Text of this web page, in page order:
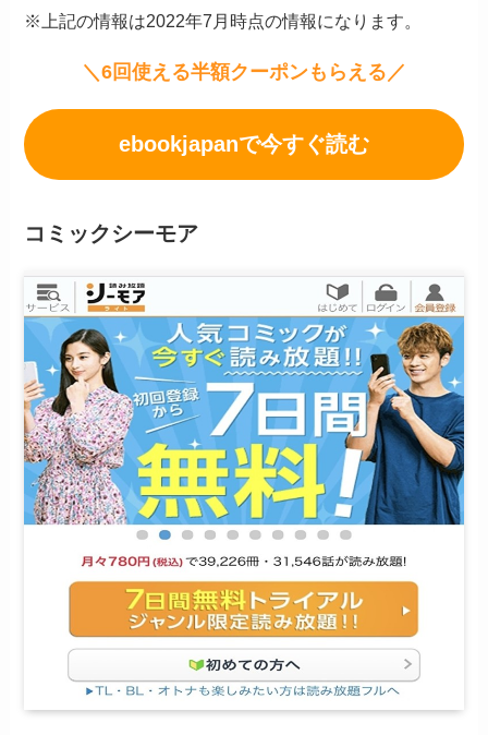
※上記の情報は2022年7月時点の情報になります。
＼6回使える半額クーポンもらえる／
ebookjapanで今すぐ読む
コミックシーモア